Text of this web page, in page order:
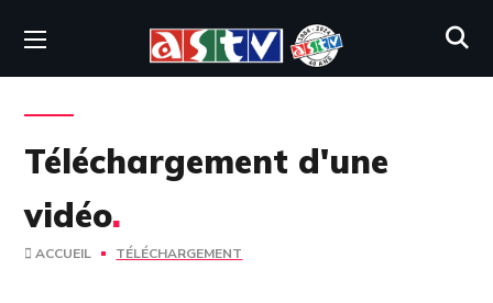
Téléchargement d'une
vidéo.
ACCUEIL TÉLÉCHARGEMENT